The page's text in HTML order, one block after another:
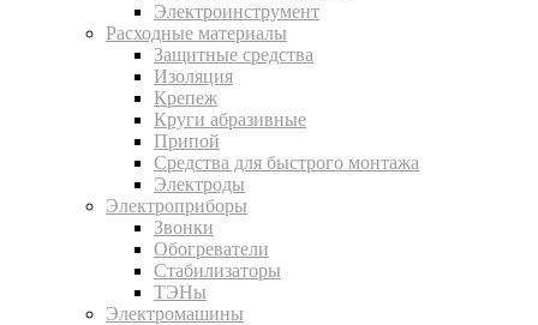
Электроинструмент
Расходные материалы
Защитные средства
Изоляция
Крепеж
Круги абразивные
Припой
Средства для быстрого монтажа
Электроды
Электроприборы
Звонки
Обогреватели
Стабилизаторы
ТЭНы
Электромашины